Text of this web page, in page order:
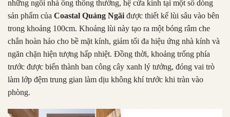
những ngôi nhà ống thông thường, hệ cửa kính tại một số dòng
sản phẩm của Coastal Quảng Ngãi được thiết kế lùi sâu vào bên
trong khoảng 100cm. Khoảng lùi này tạo ra một bóng râm che
chắn hoàn hảo cho bề mặt kính, giảm tối đa hiệu ứng nhà kính và
ngăn chặn hiện tượng hấp nhiệt. Đồng thời, khoảng trống phía
trước được biến thành ban công cây xanh lý tưởng, đóng vai trò
làm lớp đệm trung gian làm dịu không khí trước khi tràn vào
phòng.